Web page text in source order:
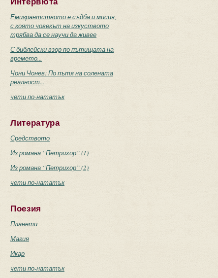
Емигрантството е съдба и мисия,
с която човекът на изкуството
трябва да се научи да живее
С библейски взор по пътищата на
времето...
Чони Чонев: По пътя на солената
реалност...
чети по-нататък
Литература
Средството
Из романа “Петрихор” (1)
Из романа “Петрихор” (2)
чети по-нататък
Поезия
Планети
Магия
Икар
чети по-нататък